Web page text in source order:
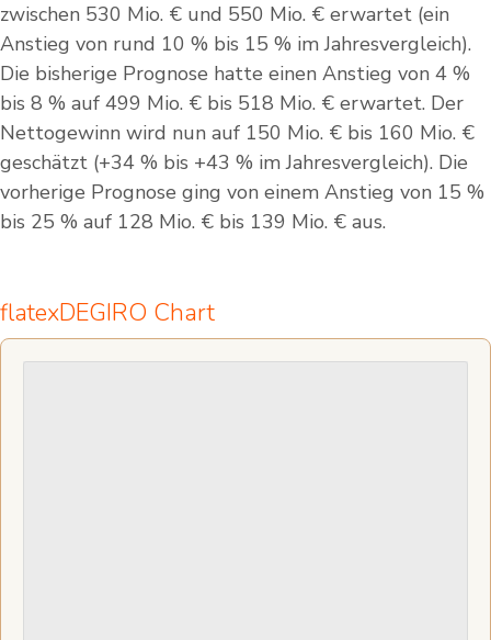
zwischen 530 Mio. € und 550 Mio. € erwartet (ein
Anstieg von rund 10 % bis 15 % im Jahresvergleich).
Die bisherige Prognose hatte einen Anstieg von 4 %
bis 8 % auf 499 Mio. € bis 518 Mio. € erwartet. Der
Nettogewinn wird nun auf 150 Mio. € bis 160 Mio. €
geschätzt (+34 % bis +43 % im Jahresvergleich). Die
vorherige Prognose ging von einem Anstieg von 15 %
bis 25 % auf 128 Mio. € bis 139 Mio. € aus.
flatexDEGIRO Chart